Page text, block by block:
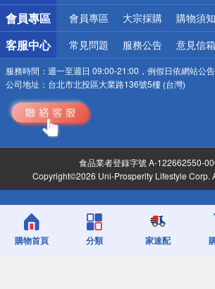
會員專區 會員專區 大宗採購 購物須知
客服中心 常見問題 服務公告 意見信箱
服務時間： 週一至週日 09:00-21:00，例假日依網站公
公司地址： 台北市北投區大業路136號5樓 (台灣)
食品業者登錄字號 A-122662550-
Copyright©2026 Uni-Prosperity Lifestyle Corp.
購物首頁 分類 家速配